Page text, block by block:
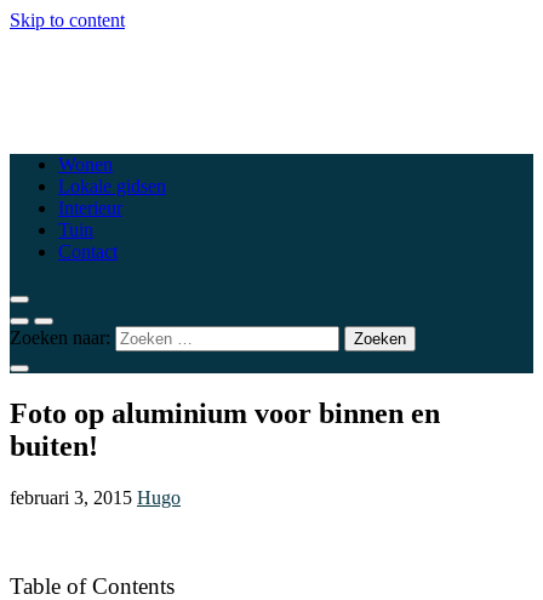
Skip to content
Wonen
Lokale gidsen
Interieur
Tuin
Contact
Zoeken naar:
Foto op aluminium voor binnen en
buiten!
februari 3, 2015 Hugo
Table of Contents